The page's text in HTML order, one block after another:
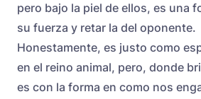
pero bajo la piel de ellos, es una
su fuerza y retar la del oponente.
Honestamente, es justo como
en el reino animal, pero, donde
es con la forma en como nos